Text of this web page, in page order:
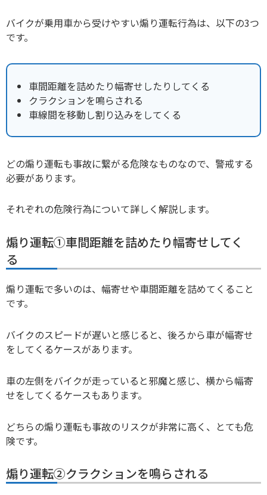
バイクが乗用車から受けやすい煽り運転行為は、以下の3つ
です。
車間距離を詰めたり幅寄せしたりしてくる
クラクションを鳴らされる
車線間を移動し割り込みをしてくる
どの煽り運転も事故に繋がる危険なものなので、警戒する
必要があります。
それぞれの危険行為について詳しく解説します。
煽り運転①車間距離を詰めたり幅寄せしてく
る
煽り運転で多いのは、幅寄せや車間距離を詰めてくること
です。
バイクのスピードが遅いと感じると、後ろから車が幅寄せ
をしてくるケースがあります。
車の左側をバイクが走っていると邪魔と感じ、横から幅寄
せをしてくるケースもあります。
どちらの煽り運転も事故のリスクが非常に高く、とても危
険です。
煽り運転②クラクションを鳴らされる